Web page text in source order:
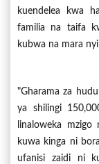
kuendelea kwa
familia na taifa
kubwa na mara
"Gharama za
ya shilingi
linaloweka
kuwa kinga ni
ufanisi zaidi ni